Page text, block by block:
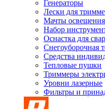
Генераторы
Лески для
Мачты освещения
Набор
Оснастка для
Снегоуборочная
Средства
Тепловые пушки
Триммеры
Уровни лазерные
Фильтры и